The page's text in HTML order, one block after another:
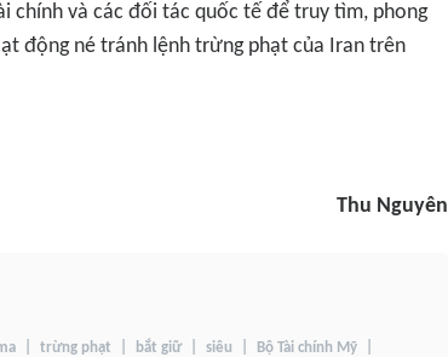
chính và các đối tác quốc tế để truy tìm, phong
động né tránh lệnh trừng phạt của Iran trên
Thu Nguyên
trừng phạt bắt giữ siêu Bộ Tài chính Mỹ